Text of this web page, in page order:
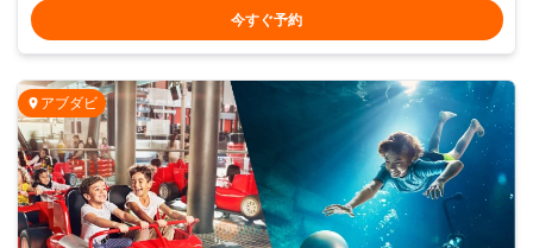
今すぐ予約
アブダビ